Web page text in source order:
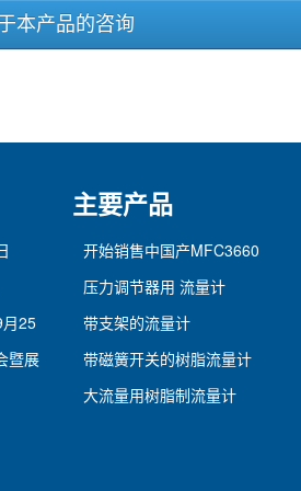
本产品的咨询
25
暨展
主要产品
开始销售中国产MFC3660
压力调节器用 流量计
带支架的流量计
带磁簧开关的树脂流量计
大流量用树脂制流量计